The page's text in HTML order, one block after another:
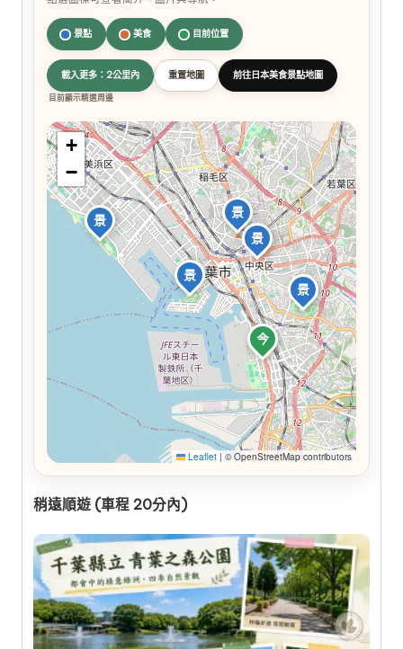
景點 美食 目前位置
載入更多：2公里內 重置地圖 前往日本美食景點地圖
目前顯示精選周邊
今
景
景
景
景
景
+
−
Leaflet | © OpenStreetMap contributors
稍遠順遊 (車程 20分內)